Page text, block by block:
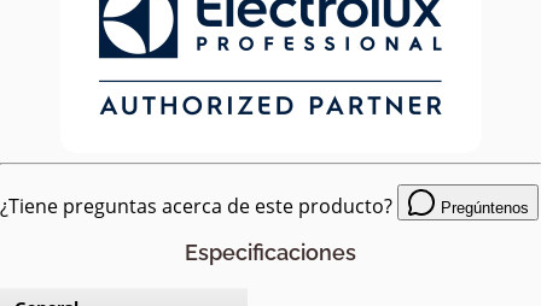
¿Tiene preguntas acerca de este producto? Pregúntenos
Especificaciones